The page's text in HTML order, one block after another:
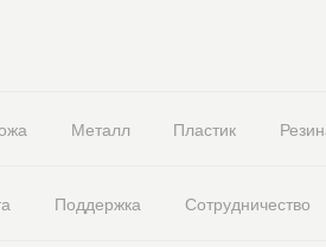
Металл Пластик
Поддержка Сотрудничество